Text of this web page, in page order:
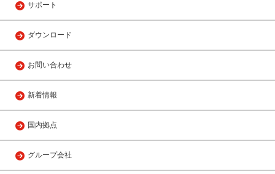
サポート
ダウンロード
お問い合わせ
新着情報
国内拠点
グループ会社